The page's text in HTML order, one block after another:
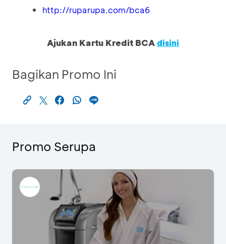
http://ruparupa.com/bca6
Ajukan Kartu Kredit BCAdisini
Bagikan Promo Ini
Promo Serupa